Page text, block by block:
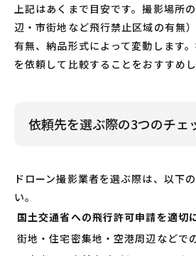
上記はあくまで目安です。撮影場所
辺・市街地など飛行禁止区域の有無
有無、納品形式によって変動します
を依頼して比較することをおすすめし
依頼先を選ぶ際の3つのチェ
ドローン撮影業者を選ぶ際は、以下
い。
国土交通省への飛行許可申請を適切
街地・住宅密集地・空港周辺などで